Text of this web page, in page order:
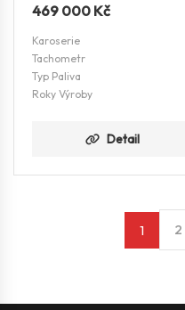
469 000 Kč
Karoserie
Tachometr
Typ Paliva
Roky Výroby
Detail
1 2